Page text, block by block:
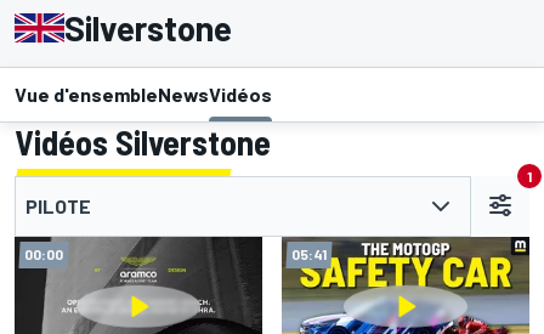
Silverstone
Vue d'ensembleNewsVidéos
Vidéos Silverstone
PILOTE
1
00:00 05:41